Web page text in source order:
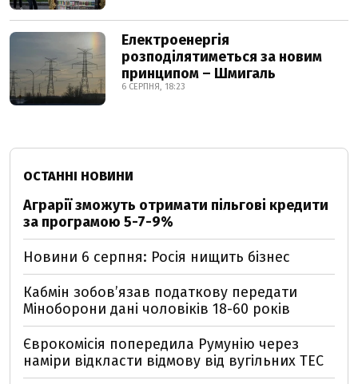
Електроенергія
розподілятиметься за новим
принципом – Шмигаль
6 СЕРПНЯ, 18:23
ОСТАННІ НОВИНИ
Аграрії зможуть отримати пільгові кредити
за програмою 5-7-9%
Новини 6 серпня: Росія нищить бізнес
Кабмін зобовʼязав податкову передати
Міноборони дані чоловіків 18-60 років
Єврокомісія попередила Румунію через
наміри відкласти відмову від вугільних ТЕС